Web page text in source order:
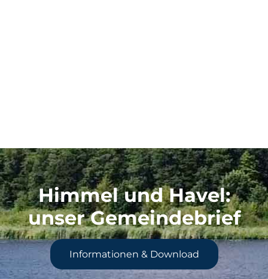
Himmel und Havel:
unser Gemeindebrief
Informationen & Download